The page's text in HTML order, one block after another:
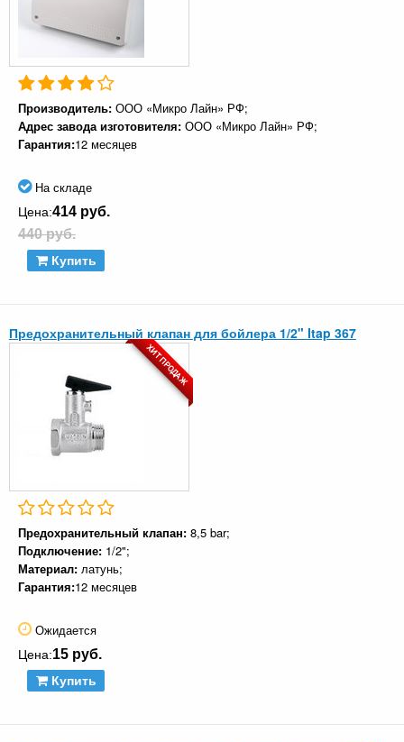
Производитель: ООО «Микро Лайн» РФ;
Адрес завода изготовителя: ООО «Микро Лайн» РФ;
Гарантия:12 месяцев
На складе
Цена:414 руб.
440 руб.
Купить
Предохранительный клапан для бойлера 1/2" Itap 367
ХИТ ПРОДАЖ
Предохранительный клапан: 8,5 bar;
Подключение: 1/2";
Материал: латунь;
Гарантия:12 месяцев
Ожидается
Цена:15 руб.
Купить